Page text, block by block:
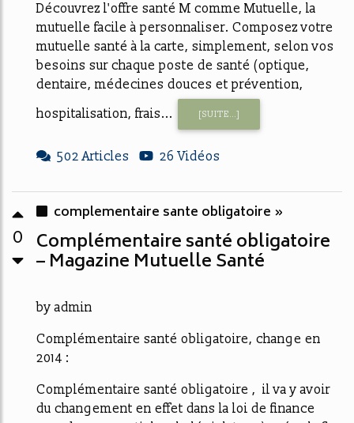
Découvrez l'offre santé M comme Mutuelle, la
mutuelle facile à personnaliser. Composez votre
mutuelle santé à la carte, simplement, selon vos
besoins sur chaque poste de santé (optique,
dentaire, médecines douces et prévention,
hospitalisation, frais...
[SUITE...]
502 Articles 26 Vidéos
0
complementaire sante obligatoire »
Complémentaire santé obligatoire
– Magazine Mutuelle Santé
by admin
Complémentaire santé obligatoire, change en
2014 :
Complémentaire santé obligatoire , il va y avoir
du changement en effet dans la loi de finance